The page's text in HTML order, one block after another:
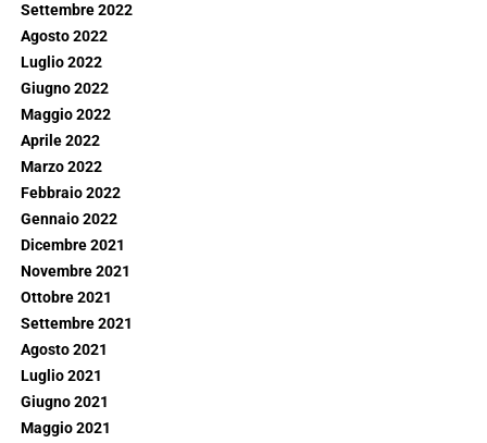
Settembre 2022
Agosto 2022
Luglio 2022
Giugno 2022
Maggio 2022
Aprile 2022
Marzo 2022
Febbraio 2022
Gennaio 2022
Dicembre 2021
Novembre 2021
Ottobre 2021
Settembre 2021
Agosto 2021
Luglio 2021
Giugno 2021
Maggio 2021